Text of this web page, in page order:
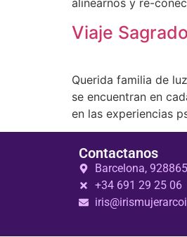
alinearnos y re-
Viaje
Querida familia de
se encuentran en
en las experiencias
Contactanos
Barcelona,
+34 691 29 25 06